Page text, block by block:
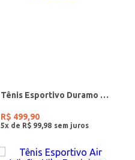
Tênis Esportivo Duramo SL 2 Adidas Feminino DOURADO
R$ 499,90
5x de R$ 99 98